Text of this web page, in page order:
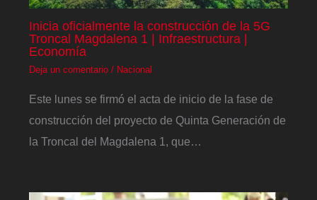
Inicia oficialmente la construcción de la 5G
Troncal Magdalena 1 | Infraestructura |
Economía
Deja un comentario / Nacional
Este lunes se firmó el acta de inicio de la fase de
construcción del proyecto de Quinta Generación de
la Troncal del Magdalena 1, que…